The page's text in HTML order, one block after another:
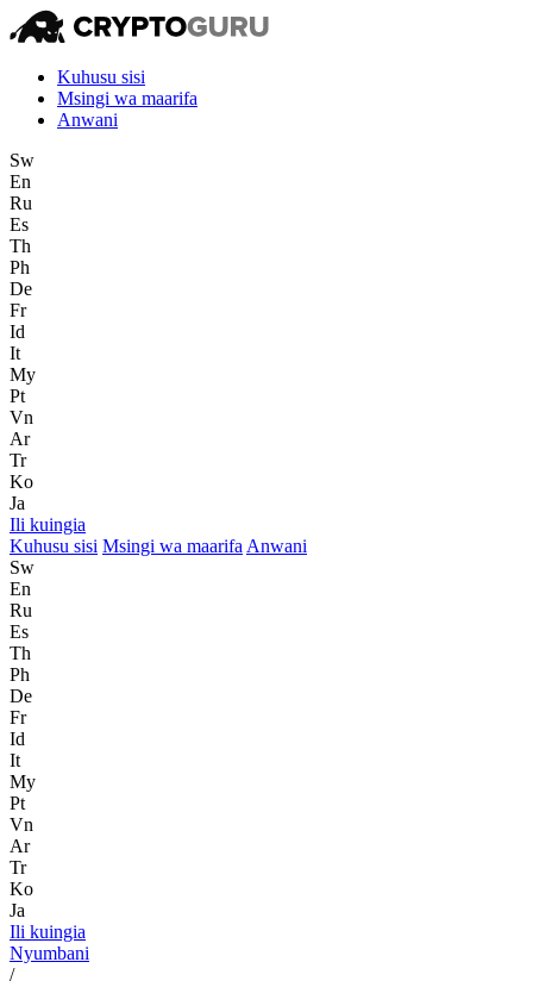
Kuhusu sisi
Msingi wa maarifa
Anwani
Sw
En
Ru
Es
Th
Ph
De
Fr
Id
It
My
Pt
Vn
Ar
Tr
Ko
Ja
Ili kuingia
Kuhusu sisi Msingi wa maarifa Anwani
Sw
En
Ru
Es
Th
Ph
De
Fr
Id
It
My
Pt
Vn
Ar
Tr
Ko
Ja
Ili kuingia
Nyumbani
/